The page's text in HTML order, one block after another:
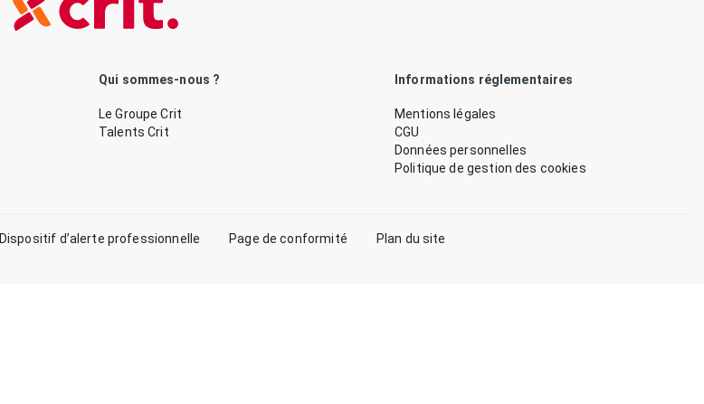
Qui sommes-nous ?
Le Groupe Crit
Talents Crit
Informations réglementaires
Mentions légales
CGU
Données personnelles
Politique de gestion des cookies
Dispositif d’alerte professionnelle Page de conformité Plan du site